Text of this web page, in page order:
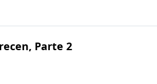
Parte 2